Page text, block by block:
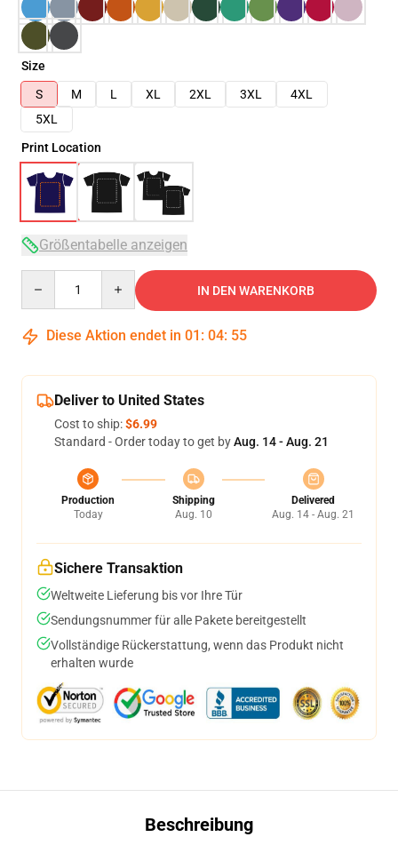
Size
S
M L XL 2XL 3XL
4XL
5XL
Print Location
Größentabelle anzeigen
IN DEN WARENKORB
Diese Aktion endet in 01 : 04: 54
Deliver to United States
Cost to ship:$6.99
Standard - Order today to get byAug. 14 - Aug. 21
Production
Today
Shipping
Aug. 10
Delivered
Aug. 14 - Aug. 21
Sichere Transaktion
Weltweite Lieferung bis vor Ihre Tür
Sendungsnummer für alle Pakete bereitgestellt
Vollständige Rückerstattung, wenn das Produkt nicht
erhalten wurde
Beschreibung